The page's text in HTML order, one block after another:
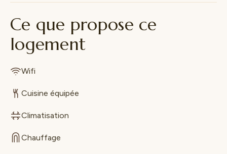
Ce que propose ce
logement
Wifi
Cuisine équipée
Climatisation
Chauffage